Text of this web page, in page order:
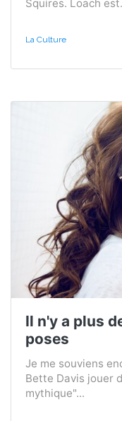
Squires. Loach
La Culture
Il n'y a plus
poses
Je me souviens
Bette Davis jouer
mythique"...